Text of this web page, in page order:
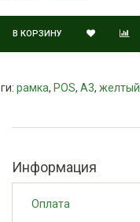
В КОРЗИНУ
рамка, POS, А3, желтый
Информация
Оплата